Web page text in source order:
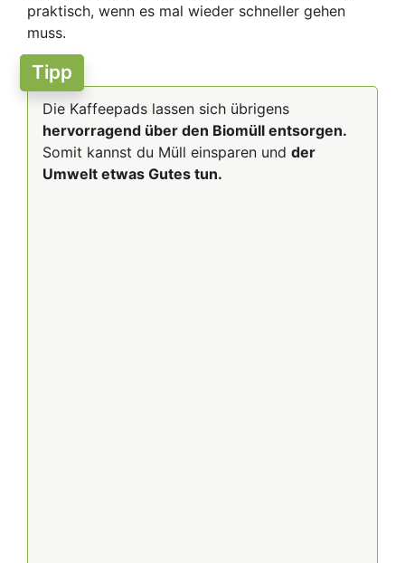
praktisch, wenn es mal wieder schneller gehen
muss.
Tipp
Die Kaffeepads lassen sich übrigens
hervorragend über den Biomüll entsorgen.
Somit kannst du Müll einsparen und der
Umwelt etwas Gutes tun.